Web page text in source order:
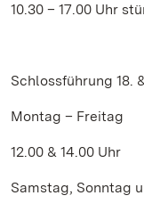
10.30 – 17.00 Uhr
Schlossführung 18.
Montag – Freitag
12.00 & 14.00 Uhr
Samstag, Sonntag